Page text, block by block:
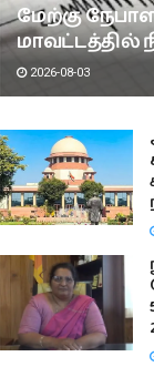
மேற்கு
மாவட்டத்தில்
2026-08-03